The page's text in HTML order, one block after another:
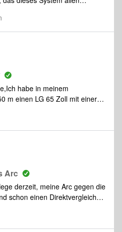
sein. Was wäre hier
demnächst ein neuer
dort noch zusätzliche Boxen
In allen meinen Wohnungen
in den Häusen meiner
stabiles Wlan über mehrere
aber es gab sehr wohl ein
Das kann doch nicht wahr
Entscheider dabei gedacht?
des ZP100, und immer
habe in meinem
m einen LG 65 Zoll mit einer
gekoppelt. Die Sonos One sind
Raum zu füllen. Was würde
Dank im Voraus für
Arc
derzeit, meine Arc gegen die
schon einen Direktvergleich